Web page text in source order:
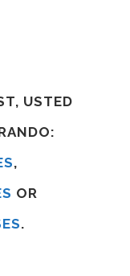
USTED
,
OR
.